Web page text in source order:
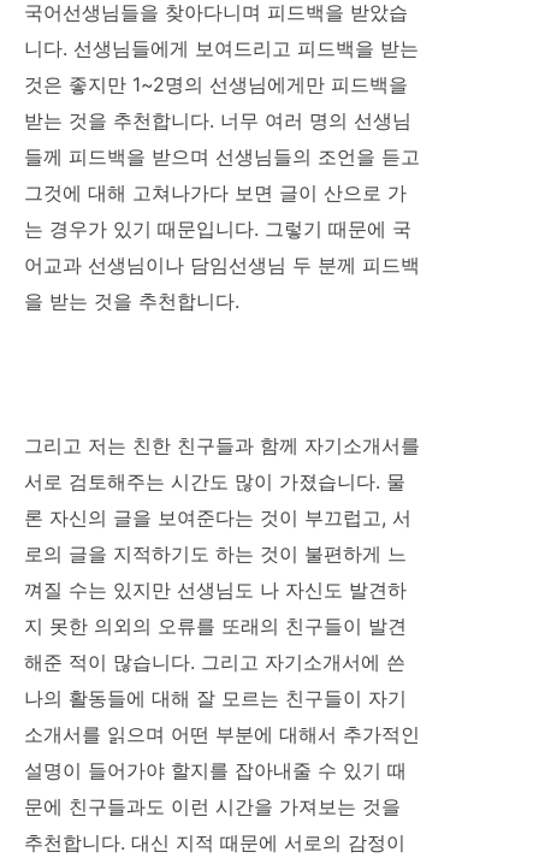
국어선생님들을 찾아다니며 피드백을 받았습
니다. 선생님들에게 보여드리고 피드백을 받는
것은 좋지만 1~2명의 선생님에게만 피드백을
받는 것을 추천합니다. 너무 여러 명의 선생님
들께 피드백을 받으며 선생님들의 조언을 듣고
그것에 대해 고쳐나가다 보면 글이 산으로 가
는 경우가 있기 때문입니다. 그렇기 때문에 국
어교과 선생님이나 담임선생님 두 분께 피드백
을 받는 것을 추천합니다.
그리고 저는 친한 친구들과 함께 자기소개서를
서로 검토해주는 시간도 많이 가졌습니다. 물
론 자신의 글을 보여준다는 것이 부끄럽고, 서
로의 글을 지적하기도 하는 것이 불편하게 느
껴질 수는 있지만 선생님도 나 자신도 발견하
지 못한 의외의 오류를 또래의 친구들이 발견
해준 적이 많습니다. 그리고 자기소개서에 쓴
나의 활동들에 대해 잘 모르는 친구들이 자기
소개서를 읽으며 어떤 부분에 대해서 추가적인
설명이 들어가야 할지를 잡아내줄 수 있기 때
문에 친구들과도 이런 시간을 가져보는 것을
추천합니다. 대신 지적 때문에 서로의 감정이